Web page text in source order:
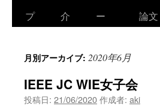
ン
ツ
へ
プ
介
ー
論文
月別アーカイブ: 2020年6月
IEEE JC WIE女子会
投稿日: 21/06/2020作成者: aki